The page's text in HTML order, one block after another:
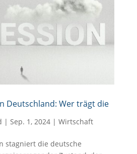
Deutschland: Wer trägt die
| Sep. 1, 2024| Wirtschaft
stagniert die deutsche